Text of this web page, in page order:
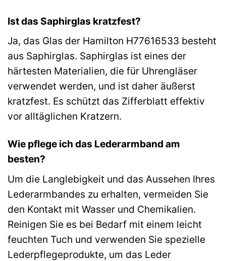
Ist das Saphirglas kratzfest?
Ja, das Glas der Hamilton H77616533 besteht
aus Saphirglas. Saphirglas ist eines der
härtesten Materialien, die für Uhrengläser
verwendet werden, und ist daher äußerst
kratzfest. Es schützt das Zifferblatt effektiv
vor alltäglichen Kratzern.
Wie pflege ich das Lederarmband am
besten?
Um die Langlebigkeit und das Aussehen Ihres
Lederarmbandes zu erhalten, vermeiden Sie
den Kontakt mit Wasser und Chemikalien.
Reinigen Sie es bei Bedarf mit einem leicht
feuchten Tuch und verwenden Sie spezielle
Lederpflegeprodukte, um das Leder